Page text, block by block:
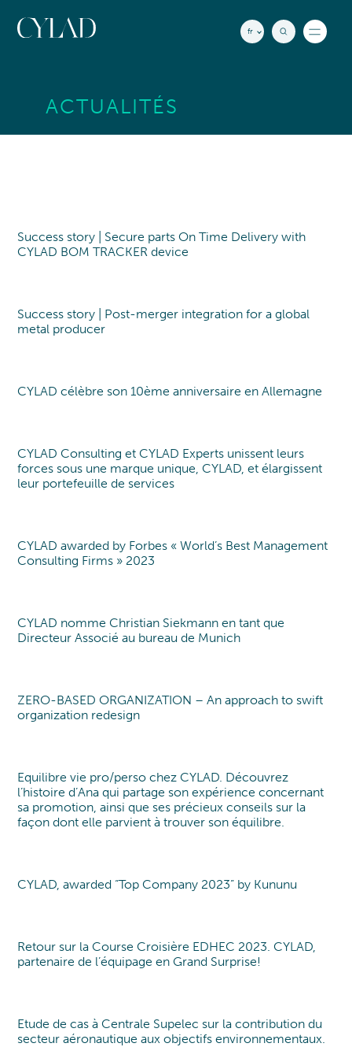
fr
Insights
Nos bureaux
EXPERTISES Voir tout
STRATÉGIE
Innovation
Fusion & Acquisitions
Transformation digitale et des fonctions IT
EXCELLENCE & PERFORMANCE
Gestion de projet et de portefeuille
Développement produit
Optimisation des Processus
Data & Analytics
Aéronautique
Spatial
PHARMA, MEDTECH ET SANTÉ
TRANSPORTS ET AUTOMOBILE
PRODUITS DE CONSOMMATION ET RETAIL
CONSTRUCTION, IMMOBILIER ET
INFRASTRUCTURES
INDUSTRIE DU FUTUR
EN AUVERGNE RHÔNE ALPES
ENVIRONNEMENTALE
COOPÉRATIONS ET DISTINCTIONS
NOTRE ACCOMPAGNEMENT
PROCESSUS DE RECRUTEMENT
RECHERCHE
ACTUALITÉS
Success story
Success story | Secure parts On Time Delivery with
CYLAD BOM TRACKER device
Success story
Success story | Post-merger integration for a global
metal producer
Corporate Germany
CYLAD célèbre son 10ème anniversaire en Allemagne
Corporate
CYLAD Consulting et CYLAD Experts unissent leurs
forces sous une marque unique, CYLAD, et élargissent
leur portefeuille de services
Award
CYLAD awarded by Forbes « World’s Best Management
Consulting Firms » 2023
New partner
CYLAD nomme Christian Siekmann en tant que
Directeur Associé au bureau de Munich
Point de vue Point of view
ZERO-BASED ORGANIZATION – An approach to swift
organization redesign
Interview
Equilibre vie pro/perso chez CYLAD. Découvrez
l’histoire d’Ana qui partage son expérience concernant
sa promotion, ainsi que ses précieux conseils sur la
façon dont elle parvient à trouver son équilibre.
New award!
CYLAD, awarded “Top Company 2023” by Kununu
Sailing Voile
Retour sur la Course Croisière EDHEC 2023. CYLAD,
partenaire de l’équipage en Grand Surprise!
Etude de cas
Etude de cas à Centrale Supelec sur la contribution du
secteur aéronautique aux objectifs environnementaux.